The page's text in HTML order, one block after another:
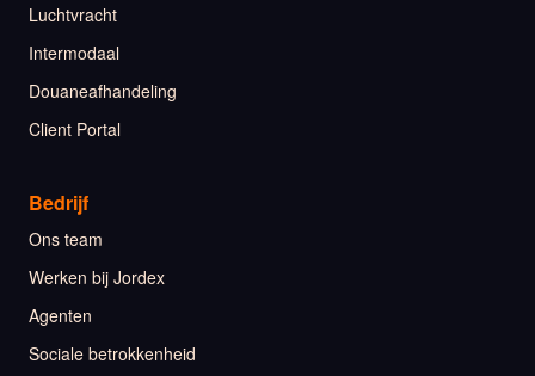
Luchtvracht
Intermodaal
Douaneafhandeling
Client Portal
Bedrijf
Ons team
Werken bij Jordex
Agenten
Sociale betrokkenheid